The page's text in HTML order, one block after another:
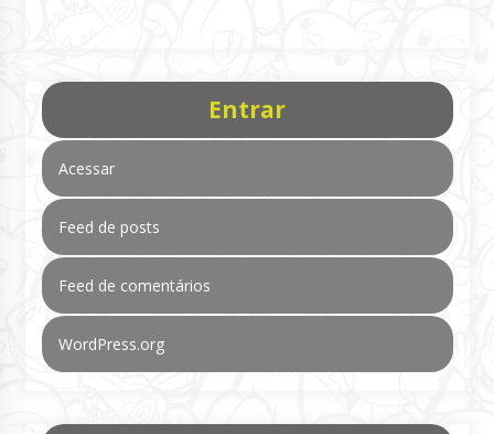
Entrar
Acessar
Feed de posts
Feed de comentários
WordPress.org